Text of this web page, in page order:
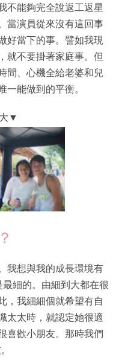
不能夠完全說返工返星
當演員從來沒有這回事
好當下的事。譬如我現
就不要掛著家庭事。但
間、心機全給老婆和兒
一能做到的平衡。
我想與我的成長環境有
細的。由細到大都在很
，我細細個就希望有自
太太時，就認定她很適
喜歡小朋友。那時我們